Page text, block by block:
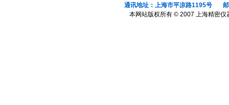
通讯地址：上海市平凉路1195号 邮
本网站版权所有 © 2007 上海精密仪